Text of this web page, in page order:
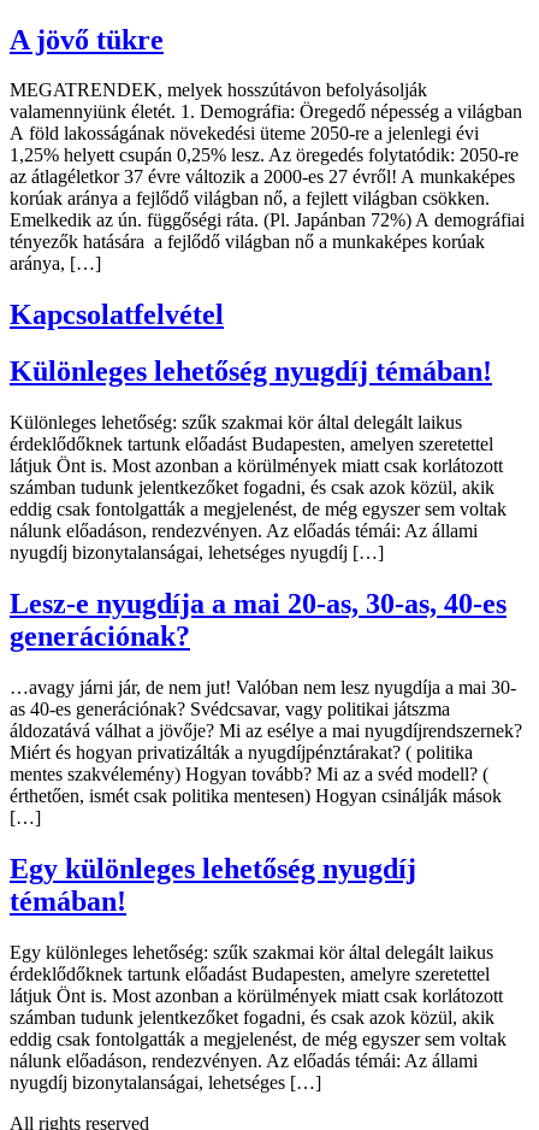
A jövő tükre
MEGATRENDEK, melyek hosszútávon befolyásolják
valamennyiünk életét. 1. Demográfia: Öregedő népesség a világban
A föld lakosságának növekedési üteme 2050-re a jelenlegi évi
1,25% helyett csupán 0,25% lesz. Az öregedés folytatódik: 2050-re
az átlagéletkor 37 évre változik a 2000-es 27 évről! A munkaképes
korúak aránya a fejlődő világban nő, a fejlett világban csökken.
Emelkedik az ún. függőségi ráta. (Pl. Japánban 72%) A demográfiai
tényezők hatására a fejlődő világban nő a munkaképes korúak
aránya, […]
Kapcsolatfelvétel
Különleges lehetőség nyugdíj témában!
Különleges lehetőség: szűk szakmai kör által delegált laikus
érdeklődőknek tartunk előadást Budapesten, amelyen szeretettel
látjuk Önt is. Most azonban a körülmények miatt csak korlátozott
számban tudunk jelentkezőket fogadni, és csak azok közül, akik
eddig csak fontolgatták a megjelenést, de még egyszer sem voltak
nálunk előadáson, rendezvényen. Az előadás témái: Az állami
nyugdíj bizonytalanságai, lehetséges nyugdíj […]
Lesz-e nyugdíja a mai 20-as, 30-as, 40-es
generációnak?
…avagy járni jár, de nem jut! Valóban nem lesz nyugdíja a mai 30-
as 40-es generációnak? Svédcsavar, vagy politikai játszma
áldozatává válhat a jövője? Mi az esélye a mai nyugdíjrendszernek?
Miért és hogyan privatizálták a nyugdíjpénztárakat? ( politika
mentes szakvélemény) Hogyan tovább? Mi az a svéd modell? (
érthetően, ismét csak politika mentesen) Hogyan csinálják mások
[…]
Egy különleges lehetőség nyugdíj
témában!
Egy különleges lehetőség: szűk szakmai kör által delegált laikus
érdeklődőknek tartunk előadást Budapesten, amelyre szeretettel
látjuk Önt is. Most azonban a körülmények miatt csak korlátozott
számban tudunk jelentkezőket fogadni, és csak azok közül, akik
eddig csak fontolgatták a megjelenést, de még egyszer sem voltak
nálunk előadáson, rendezvényen. Az előadás témái: Az állami
nyugdíj bizonytalanságai, lehetséges […]
All rights reserved